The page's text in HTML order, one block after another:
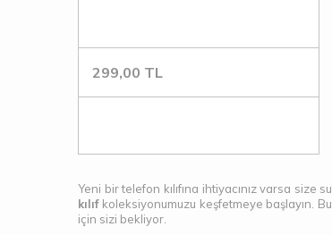
299,00 TL
Yeni bir telefon kılıfına ihtiyacınız varsa
kılıf koleksiyonumuzu keşfetmeye başlayın.
için sizi bekliyor.